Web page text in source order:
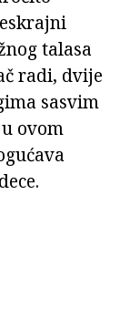
talasa
radi, dvije
sasvim
ovom